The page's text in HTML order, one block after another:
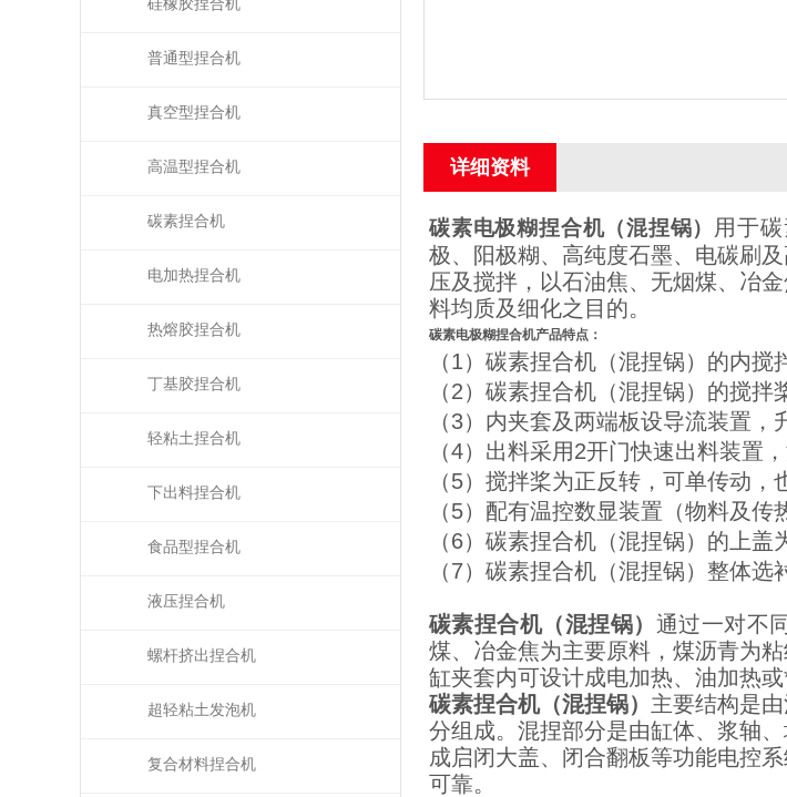
硅橡胶捏合机
普通型捏合机
真空型捏合机
高温型捏合机
碳素捏合机
电加热捏合机
热熔胶捏合机
丁基胶捏合机
轻粘土捏合机
下出料捏合机
食品型捏合机
液压捏合机
螺杆挤出捏合机
超轻粘土发泡机
复合材料捏合机
详细资料
碳素电极糊捏合机（混捏锅） 用于
极、阳极糊、高纯度石墨、电碳刷
压及搅拌，以石油焦、无烟煤、冶
料均质及细化之目的。
碳素电极糊捏合机产品特点：
（1）碳素捏合机（混捏锅）的内
（2）碳素捏合机（混捏锅）的搅拌
（3）内夹套及两端板设导流装置，
（4）出料采用2开门快速出料装置
（5）搅拌桨为正反转，可单传动，
（5）配有温控数显装置（物料及传
（6）碳素捏合机（混捏锅）的上
（7）碳素捏合机（混捏锅）整体选
碳素捏合机（混捏锅） 通过一对不
煤、冶金焦为主要原料，煤沥青为
缸夹套内可设计成电加热、油加热或
碳素捏合机（混捏锅） 主要结构是
分组成。 混捏部分是由缸体、浆轴、
成启闭大盖、闭合翻板等功能电控
可靠。